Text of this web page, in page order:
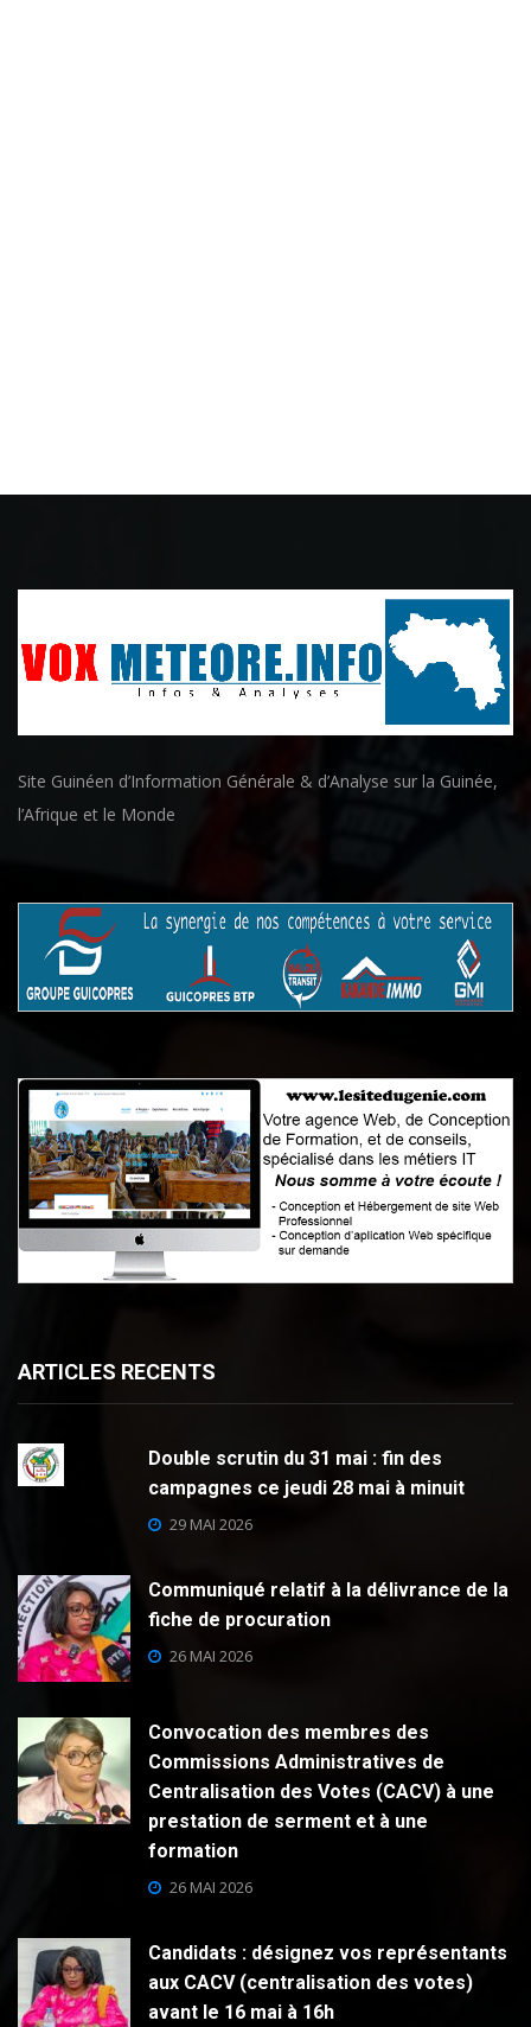
Site Guinéen d’Information Générale & d’Analyse sur la Guinée,
l’Afrique et le Monde
ARTICLES RECENTS
Double scrutin du 31 mai : fin des
campagnes ce jeudi 28 mai à minuit
29 MAI 2026
Communiqué relatif à la délivrance de la
fiche de procuration
26 MAI 2026
Convocation des membres des
Commissions Administratives de
Centralisation des Votes (CACV) à une
prestation de serment et à une
formation
26 MAI 2026
Candidats : désignez vos représentants
aux CACV (centralisation des votes)
avant le 16 mai à 16h